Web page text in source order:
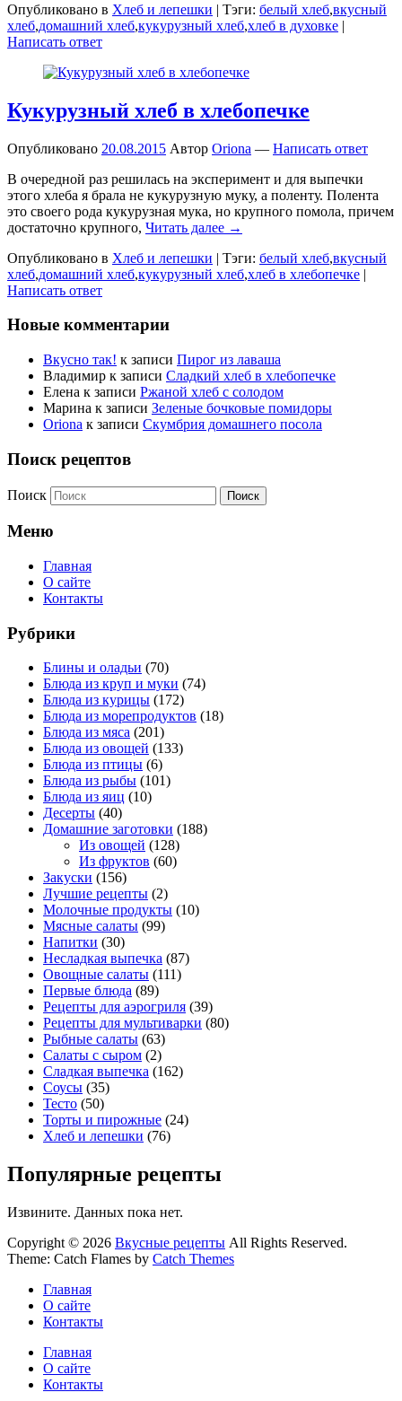
Опубликовано в Хлеб и лепешки | Тэги: белый хлеб,вкусный
хлеб,домашний хлеб,кукурузный хлеб,хлеб в духовке |
Написать ответ
Кукурузный хлеб в хлебопечке
Опубликовано 20.08.2015 Автор Oriona — Написать ответ
В очередной раз решилась на эксперимент и для выпечки
этого хлеба я брала не кукурузную муку, а поленту. Полента
это своего рода кукурузная мука, но крупного помола, причем
достаточно крупного, Читать далее →
Опубликовано в Хлеб и лепешки | Тэги: белый хлеб,вкусный
хлеб,домашний хлеб,кукурузный хлеб,хлеб в хлебопечке |
Написать ответ
Новые комментарии
Вкусно так! к записи Пирог из лаваша
Владимир к записи Сладкий хлеб в хлебопечке
Елена к записи Ржаной хлеб с солодом
Марина к записи Зеленые бочковые помидоры
Oriona к записи Скумбрия домашнего посола
Поиск рецептов
Поиск
Меню
Главная
О сайте
Контакты
Рубрики
Блины и оладьи (70)
Блюда из круп и муки (74)
Блюда из курицы (172)
Блюда из морепродуктов (18)
Блюда из мяса (201)
Блюда из овощей (133)
Блюда из птицы (6)
Блюда из рыбы (101)
Блюда из яиц (10)
Десерты (40)
Домашние заготовки (188)
Из овощей (128)
Из фруктов (60)
Закуски (156)
Лучшие рецепты (2)
Молочные продукты (10)
Мясные салаты (99)
Напитки (30)
Несладкая выпечка (87)
Овощные салаты (111)
Первые блюда (89)
Рецепты для аэрогриля (39)
Рецепты для мультиварки (80)
Рыбные салаты (63)
Салаты с сыром (2)
Сладкая выпечка (162)
Соусы (35)
Тесто (50)
Торты и пирожные (24)
Хлеб и лепешки (76)
Популярные рецепты
Извините. Данных пока нет.
Copyright © 2026 Вкусные рецепты All Rights Reserved.
Theme: Catch Flames by Catch Themes
Главная
О сайте
Контакты
Главная
О сайте
Контакты